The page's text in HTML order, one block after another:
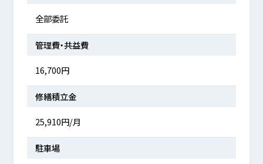
全部委託
管理費・共益費
16,700円
修繕積立金
25,910円/月
駐車場